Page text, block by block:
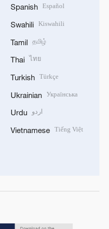
Spanish Español
Swahili Kiswahili
Tamil தமிழ்
Thai ไทย
Turkish Türkçe
Ukrainian Українська
Urdu اردو
Vietnamese Tiếng Việt